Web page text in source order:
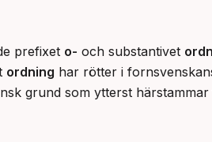
prefixet o- och substantivet
ordning har rötter i
grund som ytterst